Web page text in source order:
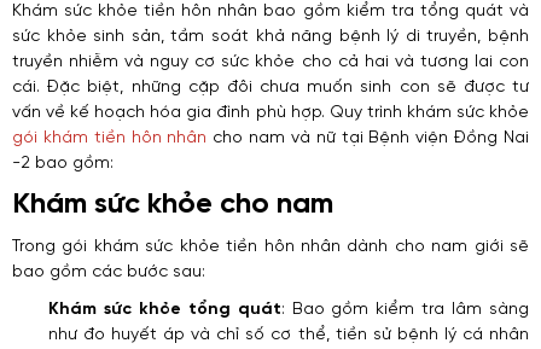
Khám sức khỏe tiền hôn nhân bao gồm kiểm tra tổng quát và
sức khỏe sinh sản, tầm soát khả năng bệnh lý di truyền, bệnh
truyền nhiễm và nguy cơ sức khỏe cho cả hai và tương lai con
cái. Đặc biệt, những cặp đôi chưa muốn sinh con sẽ được tư
vấn về kế hoạch hóa gia đình phù hợp. Quy trình khám sức khỏe
gói khám tiền hôn nhân cho nam và nữ tại Bệnh viện Đồng Nai
-2 bao gồm:
Khám sức khỏe cho nam
Trong gói khám sức khỏe tiền hôn nhân dành cho nam giới sẽ
bao gồm các bước sau:
Khám sức khỏe tổng quát: Bao gồm kiểm tra lâm sàng
như đo huyết áp và chỉ số cơ thể, tiền sử bệnh lý cá nhân